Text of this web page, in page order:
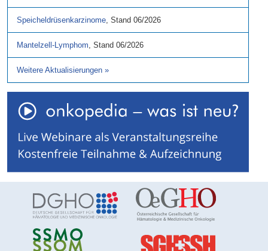
Speicheldrüsenkarzinome, Stand 06/2026
Mantelzell-Lymphom, Stand 06/2026
Weitere Aktualisierungen »